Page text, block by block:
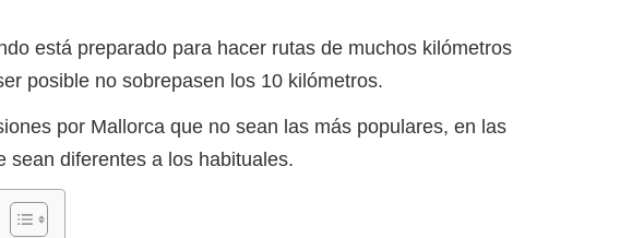
está preparado para hacer rutas de muchos kilómetros
posible no sobrepasen los 10 kilómetros.
por Mallorca que no sean las más populares, en las
sean diferentes a los habituales.